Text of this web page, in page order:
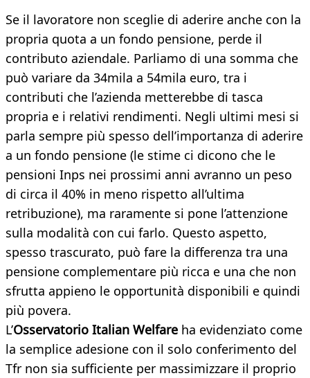
Se il lavoratore non sceglie di aderire anche con la
propria quota a un fondo pensione, perde il
contributo aziendale. Parliamo di una somma che
può variare da 34mila a 54mila euro, tra i
contributi che l’azienda metterebbe di tasca
propria e i relativi rendimenti. Negli ultimi mesi si
parla sempre più spesso dell’importanza di aderire
a un fondo pensione (le stime ci dicono che le
pensioni Inps nei prossimi anni avranno un peso
di circa il 40% in meno rispetto all’ultima
retribuzione), ma raramente si pone l’attenzione
sulla modalità con cui farlo. Questo aspetto,
spesso trascurato, può fare la differenza tra una
pensione complementare più ricca e una che non
sfrutta appieno le opportunità disponibili e quindi
più povera.
L’Osservatorio Italian Welfare ha evidenziato come
la semplice adesione con il solo conferimento del
Tfr non sia sufficiente per massimizzare il proprio